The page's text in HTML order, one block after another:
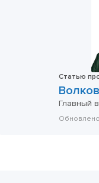
Статью
Главный